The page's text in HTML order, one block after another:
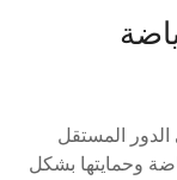
المستقل
وحمايتها بشكل